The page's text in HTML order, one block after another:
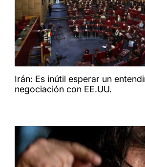
Irán: Es inútil esperar un
negociación con EE.UU.